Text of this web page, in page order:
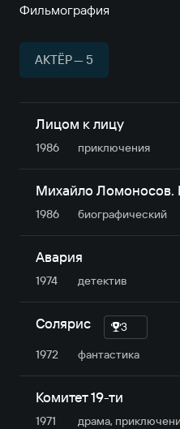
Фильмография
АКТЁР — 5
Лицом к лицу
1986 приключе­ния
Михайло Ломоносов.
1986 биографический
Авария
1974 детектив
Солярис
3
1972
фантастика
Комитет 19-ти
1971 драма,